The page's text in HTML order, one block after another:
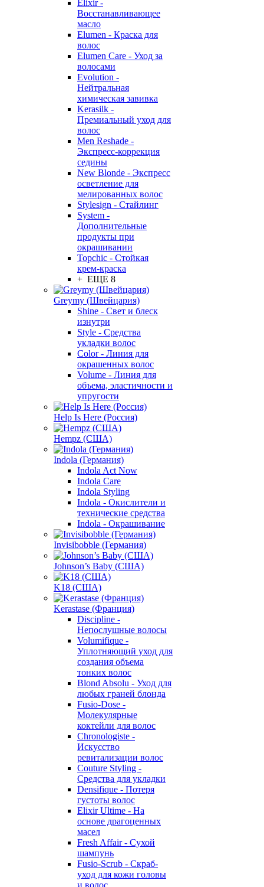
Elixir -
Восстанавливающее
масло
Elumen - Краска для
волос
Elumen Care - Уход за
волосами
Evolution -
Нейтральная
химическая завивка
Kerasilk -
Премиальный уход для
волос
Men Reshade -
Экспресс-коррекция
седины
New Blonde - Экспресс
осветление для
мелированных волос
Stylesign - Стайлинг
System -
Дополнительные
продукты при
окрашивании
Topchic - Стойкая
крем-краска
+ ЕЩЕ 8
Greymy (Швейцария)
Shine - Свет и блеск
изнутри
Style - Средства
укладки волос
Color - Линия для
окрашенных волос
Volume - Линия для
объема, эластичности и
упругости
Help Is Here (Россия)
Hempz (США)
Indola (Германия)
Indola Act Now
Indola Care
Indola Styling
Indola - Окислители и
технические средства
Indola - Окрашивание
Invisibobble (Германия)
Johnson’s Baby (США)
K18 (США)
Kerastase (Франция)
Discipline -
Непослушные волосы
Volumifique -
Уплотняющий уход для
создания объема
тонких волос
Blond Absolu - Уход для
любых граней блонда
Fusio-Dose -
Молекулярные
коктейли для волос
Chronologiste -
Искусство
ревитализации волос
Couture Styling -
Средства для укладки
Densifique - Потеря
густоты волос
Elixir Ultime - На
основе драгоценных
масел
Fresh Affair - Сухой
шампунь
Fusio-Scrub - Скраб-
уход для кожи головы
и волос